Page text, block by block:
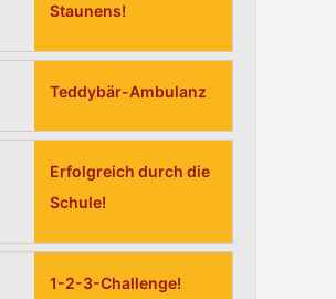
Staunens!
Teddybär-Ambulanz
Erfolgreich durch die
Schule!
1-2-3-Challenge!